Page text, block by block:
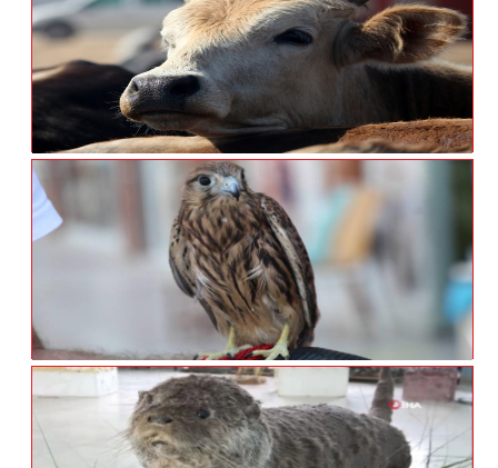
Türkülere Konu Olan Allı Turnalar Van Gölü
Havzasını Renklendirdi
Prof. Dr. Aslan’dan Üreticileri Ve
Tüketicileri Rahatlatan Açıklama
Yaralı Kerkenez Tedavi Altına Alındı